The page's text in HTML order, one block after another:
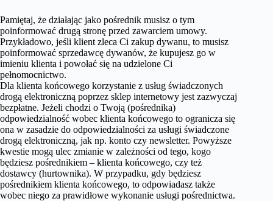
Pamiętaj, że działając jako pośrednik musisz o tym
poinformować drugą stronę przed zawarciem umowy.
Przykładowo, jeśli klient zleca Ci zakup dywanu, to musisz
poinformować sprzedawcę dywanów, że kupujesz go w
imieniu klienta i powołać się na udzielone Ci
pełnomocnictwo.
Dla klienta końcowego korzystanie z usług świadczonych
drogą elektroniczną poprzez sklep internetowy jest zazwyczaj
bezpłatne. Jeżeli chodzi o Twoją (pośrednika)
odpowiedzialność wobec klienta końcowego to ogranicza się
ona w zasadzie do odpowiedzialności za usługi świadczone
drogą elektroniczną, jak np. konto czy newsletter. Powyższe
kwestie mogą ulec zmianie w zależności od tego, kogo
będziesz pośrednikiem – klienta końcowego, czy też
dostawcy (hurtownika). W przypadku, gdy będziesz
pośrednikiem klienta końcowego, to odpowiadasz także
wobec niego za prawidłowe wykonanie usługi pośrednictwa.